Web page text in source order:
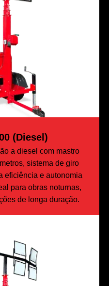
(diesel)
a diesel com mastro
sistema de giro
eficiência e autonomia
para obras noturnas,
de longa duração.